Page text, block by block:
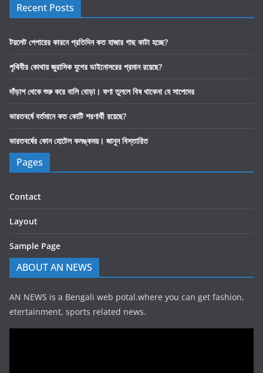
Recent Posts
টয়লেট পেপারের কারনে প্রতিদিন কত হাজার গাছ কাটা হচ্ছে?
পৃথিবীর কোথায় জুরাসিক যুগের ডাইনোসরের প্রমান রয়েছে?
দাঁড়াশ থেকে শুরু করে বালি বোড়া। ফণা তুললে বিষ থাকেনা যে সাপেদের
ভারতবর্ষে বর্তমানে কত কোটি শরণার্থী রয়েছে?
ভারতবর্ষের কোন হোটেল কলঙ্কময়। জানুন বিস্তারিত
Pages
Contact
Layout
Sample Page
ABOUT AN NEWS
AN NEWS is a Bengali web potal.where you can get fashion,
etertainment, sports related news.